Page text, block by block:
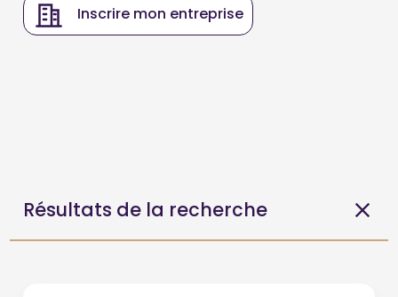
Inscrire mon entreprise
Résultats de la recherche